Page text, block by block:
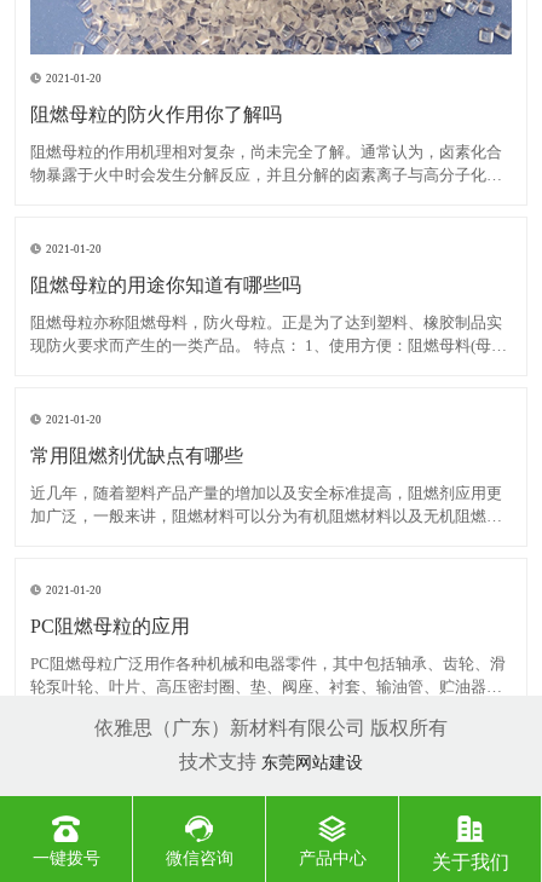
2021-01-20
阻燃母粒的防火作用你了解吗
阻燃母粒的作用机理相对复杂，尚未完全了解。通常认为，卤素化合
物暴露于火中时会发生分解反应，并且分解的卤素离子与高分子化合
了燃烧速度，直到火焰熄灭为止。在卤素中，溴比氯具有更高的阻
2021-01-20
阻燃母粒的用途你知道有哪些吗
阻燃母粒亦称阻燃母料，防火母粒。正是为了达到塑料、橡胶制品实
现防火要求而产生的一类产品。 特点： 1、使用方便：阻燃母料(母粒)
浪费。 2、与树脂相容性好：一般情况下阻燃母料(母
2021-01-20
常用阻燃剂优缺点有哪些
近几年，随着塑料产品产量的增加以及安全标准提高，阻燃剂应用更
加广泛，一般来讲，阻燃材料可以分为有机阻燃材料以及无机阻燃材
毒、无腐蚀性以及价格便宜。美国、日本等国家的无机阻燃材料消
2021-01-20
PC阻燃母粒的应用
PC阻燃母粒广泛用作各种机械和电器零件，其中包括轴承、齿轮、滑
轮泵叶轮、叶片、高压密封圈、垫、阀座、衬套、输油管、贮油器、
包装用带、食品用薄膜(熟食用的高温薄膜和清凉饮料用的低温薄膜)的
产量也相当大。 几种常见的PA阻燃剂：卤/锑或其它阻
依雅思（广东）新材料有限公司 版权所有
技术支持 东莞网站建设
一键拨号 微信咨询 产品中心 关于我们